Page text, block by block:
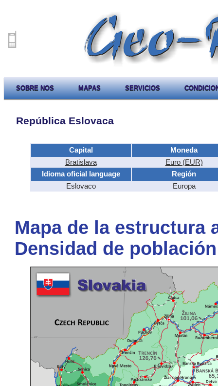
SOBRE NOS MAPAS SERVICIOS
República Eslovaca
Capital
Moneda
Bratislava
Euro (EUR)
Idioma oficial language
Región
Eslovaco
Europa
Mapa de la estructura
Densidad de